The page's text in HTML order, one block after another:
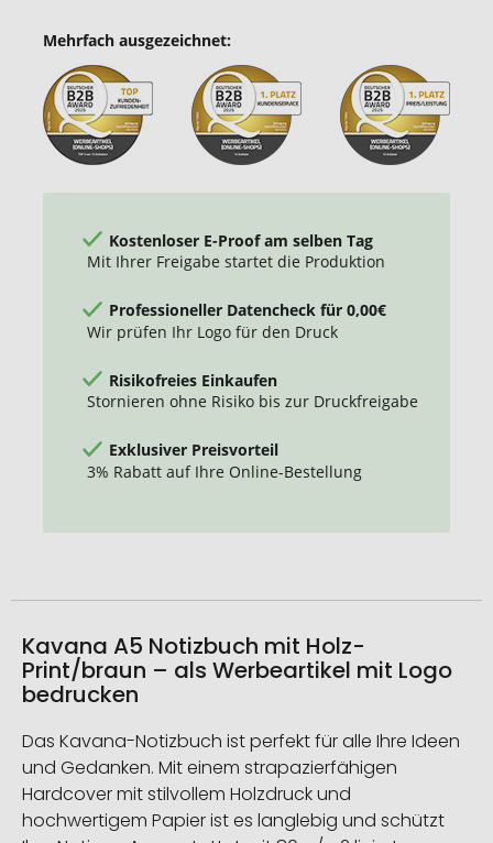
Mehrfach ausgezeichnet:
Kostenloser E-Proof am selben Tag
Mit Ihrer Freigabe startet die Produktion
Professioneller Datencheck für 0,00€
Wir prüfen Ihr Logo für den Druck
Risikofreies Einkaufen
Stornieren ohne Risiko bis zur Druckfreigabe
Exklusiver Preisvorteil
3% Rabatt auf Ihre Online-Bestellung
Kavana A5 Notizbuch mit Holz-
Print/braun – als Werbeartikel mit Logo
bedrucken
Das Kavana-Notizbuch ist perfekt für alle Ihre Ideen
und Gedanken. Mit einem strapazierfähigen
Hardcover mit stilvollem Holzdruck und
hochwertigem Papier ist es langlebig und schützt